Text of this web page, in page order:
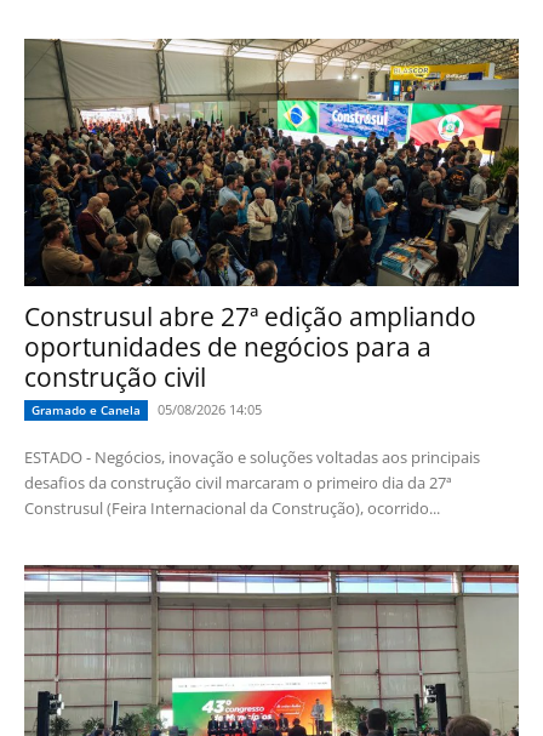
Construsul abre 27ª edição ampliando
oportunidades de negócios para a
construção civil
Gramado e Canela 05/08/2026 14:05
ESTADO - Negócios, inovação e soluções voltadas aos principais
desafios da construção civil marcaram o primeiro dia da 27ª
Construsul (Feira Internacional da Construção), ocorrido...